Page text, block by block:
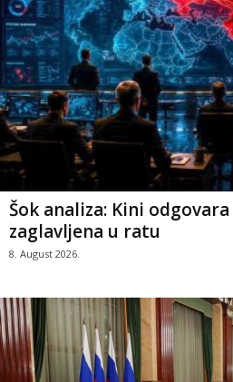
Šok analiza: Kini
zaglavljena u ratu
8. August 2026.